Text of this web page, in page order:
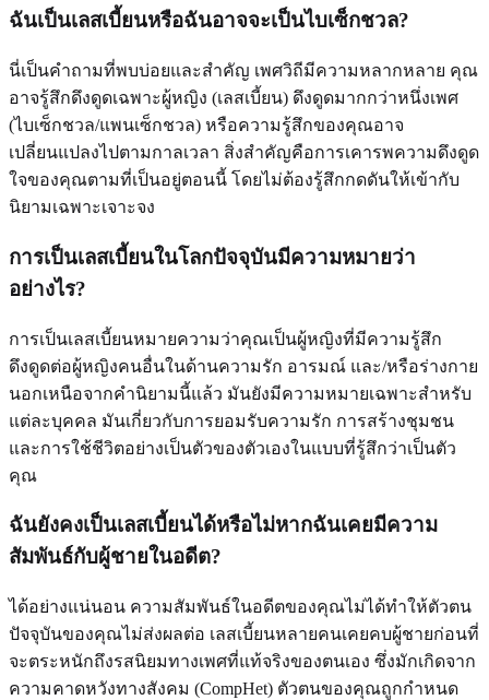
ฉันเป็นเลสเบี้ยนหรือฉันอาจจะเป็นไบเซ็กชวล?
นี่เป็นคำถามที่พบบ่อยและสำคัญ เพศวิถีมีความหลากหลาย คุณ
อาจรู้สึกดึงดูดเฉพาะผู้หญิง (เลสเบี้ยน) ดึงดูดมากกว่าหนึ่งเพศ
(ไบเซ็กชวล/แพนเซ็กชวล) หรือความรู้สึกของคุณอาจ
เปลี่ยนแปลงไปตามกาลเวลา สิ่งสำคัญคือการเคารพความดึงดูด
ใจของคุณตามที่เป็นอยู่ตอนนี้ โดยไม่ต้องรู้สึกกดดันให้เข้ากับ
นิยามเฉพาะเจาะจง
การเป็นเลสเบี้ยนในโลกปัจจุบันมีความหมายว่า
อย่างไร?
การเป็นเลสเบี้ยนหมายความว่าคุณเป็นผู้หญิงที่มีความรู้สึก
ดึงดูดต่อผู้หญิงคนอื่นในด้านความรัก อารมณ์ และ/หรือร่างกาย
นอกเหนือจากคำนิยามนี้แล้ว มันยังมีความหมายเฉพาะสำหรับ
แต่ละบุคคล มันเกี่ยวกับการยอมรับความรัก การสร้างชุมชน
และการใช้ชีวิตอย่างเป็นตัวของตัวเองในแบบที่รู้สึกว่าเป็นตัว
คุณ
ฉันยังคงเป็นเลสเบี้ยนได้หรือไม่หากฉันเคยมีความ
สัมพันธ์กับผู้ชายในอดีต?
ได้อย่างแน่นอน ความสัมพันธ์ในอดีตของคุณไม่ได้ทำให้ตัวตน
ปัจจุบันของคุณไม่ส่งผลต่อ เลสเบี้ยนหลายคนเคยคบผู้ชายก่อนที่
จะตระหนักถึงรสนิยมทางเพศที่แท้จริงของตนเอง ซึ่งมักเกิดจาก
ความคาดหวังทางสังคม (CompHet) ตัวตนของคุณถูกกำหนด